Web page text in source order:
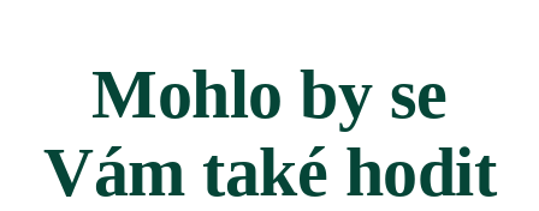
Mohlo by se
Vám také hodit